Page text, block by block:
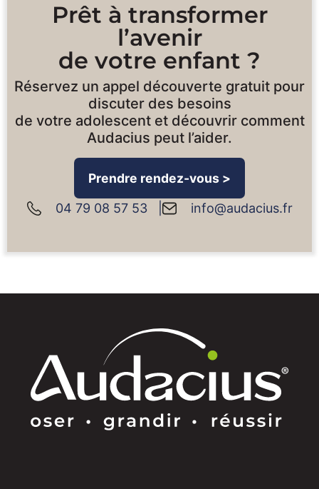
Prêt à transformer
l’avenir
de votre enfant ?
Réservez un appel découverte gratuit pour
discuter des besoins
de votre adolescent et découvrir comment
Audacius peut l’aider.
Prendre rendez-vous >
04 79 08 57 53 |
info@audacius.fr